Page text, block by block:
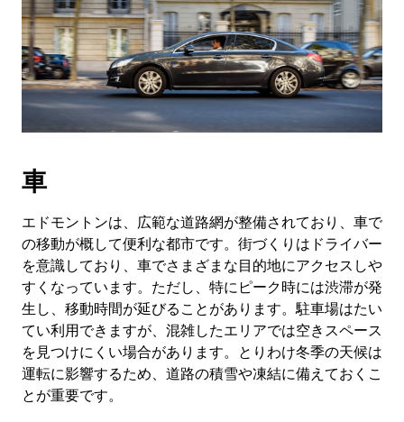
車
エドモントンは、広範な道路網が整備されており、車で
の移動が概して便利な都市です。街づくりはドライバー
を意識しており、車でさまざまな目的地にアクセスしや
すくなっています。ただし、特にピーク時には渋滞が発
生し、移動時間が延びることがあります。駐車場はたい
てい利用できますが、混雑したエリアでは空きスペース
を見つけにくい場合があります。とりわけ冬季の天候は
運転に影響するため、道路の積雪や凍結に備えておくこ
とが重要です。